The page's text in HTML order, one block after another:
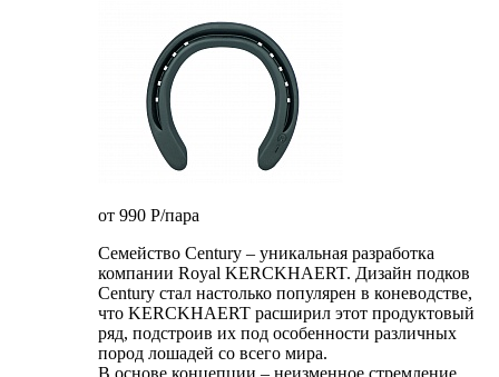
от 990 P/пара
Семейство Century – уникальная разработка
компании Royal KERCKHAERT. Дизайн подков
Century стал настолько популярен в коневодстве,
что KERCKHAERT расширил этот продуктовый
ряд, подстроив их под особенности различных
пород лошадей со всего мира.
В основе концепции – неизменное стремление